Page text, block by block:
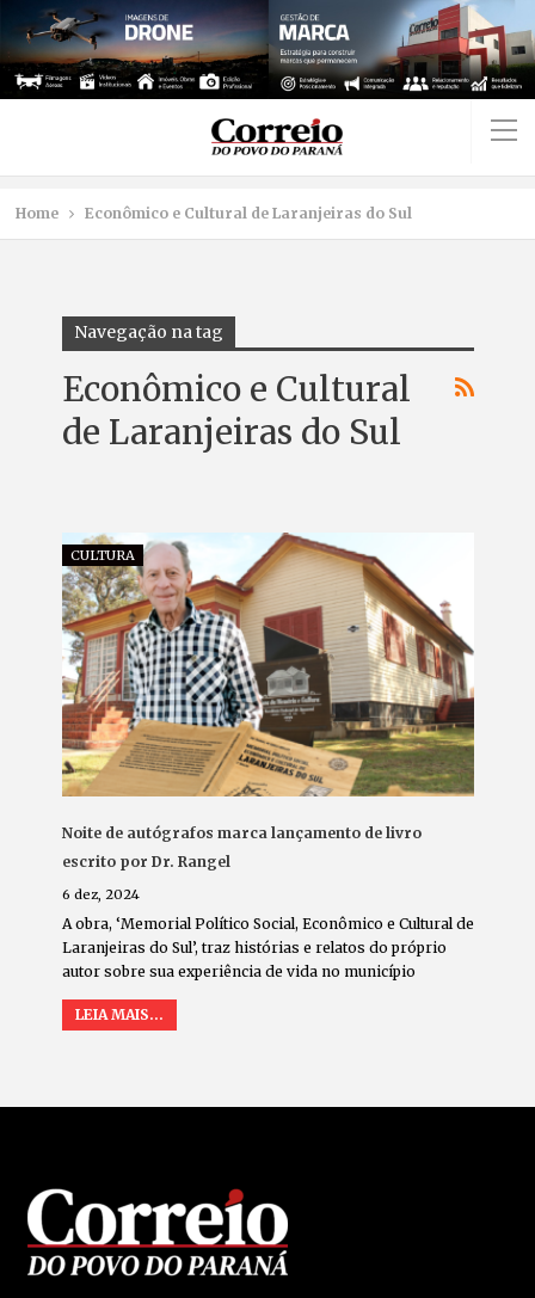
Home Econômico e Cultural de Laranjeiras do Sul
Navegação na tag
Econômico e Cultural
de Laranjeiras do Sul
CULTURA
Noite de autógrafos marca lançamento de livro
escrito por Dr. Rangel
6 dez, 2024
A obra, ‘Memorial Político Social, Econômico e Cultural de
Laranjeiras do Sul’, traz histórias e relatos do próprio
autor sobre sua experiência de vida no município
LEIA MAIS...